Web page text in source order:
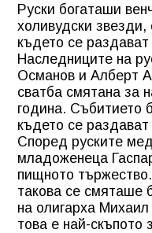
Руски богаташи
холивудски звезди,
където се
Наследниците на
Османов и Алберт
сватба смятана за
година. Събитието
където се
Според руските
младоженеца
пищното
такова се смяташе
на олигарха
това е най-скъпото